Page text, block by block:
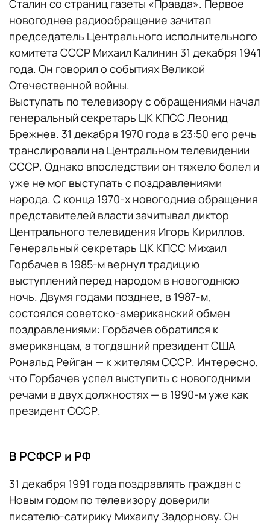
Сталин со страниц газеты «Правда». Первое
новогоднее радиообращение зачитал
председатель Центрального исполнительного
комитета СССР Михаил Калинин 31 декабря 1941
года. Он говорил о событиях Великой
Отечественной войны.
Выступать по телевизору с обращениями начал
генеральный секретарь ЦК КПСС Леонид
Брежнев. 31 декабря 1970 года в 23:50 его речь
транслировали на Центральном телевидении
СССР. Однако впоследствии он тяжело болел и
уже не мог выступать с поздравлениями
народа. С конца 1970-х новогодние обращения
представителей власти зачитывал диктор
Центрального телевидения Игорь Кириллов.
Генеральный секретарь ЦК КПСС Михаил
Горбачев в 1985-м вернул традицию
выступлений перед народом в новогоднюю
ночь. Двумя годами позднее, в 1987-м,
состоялся советско-американский обмен
поздравлениями: Горбачев обратился к
американцам, а тогдашний президент США
Рональд Рейган — к жителям СССР. Интересно,
что Горбачев успел выступить с новогодними
речами в двух должностях — в 1990-м уже как
президент СССР.
В РСФСР и РФ
31 декабря 1991 года поздравлять граждан с
Новым годом по телевизору доверили
писателю-сатирику Михаилу Задорнову. Он